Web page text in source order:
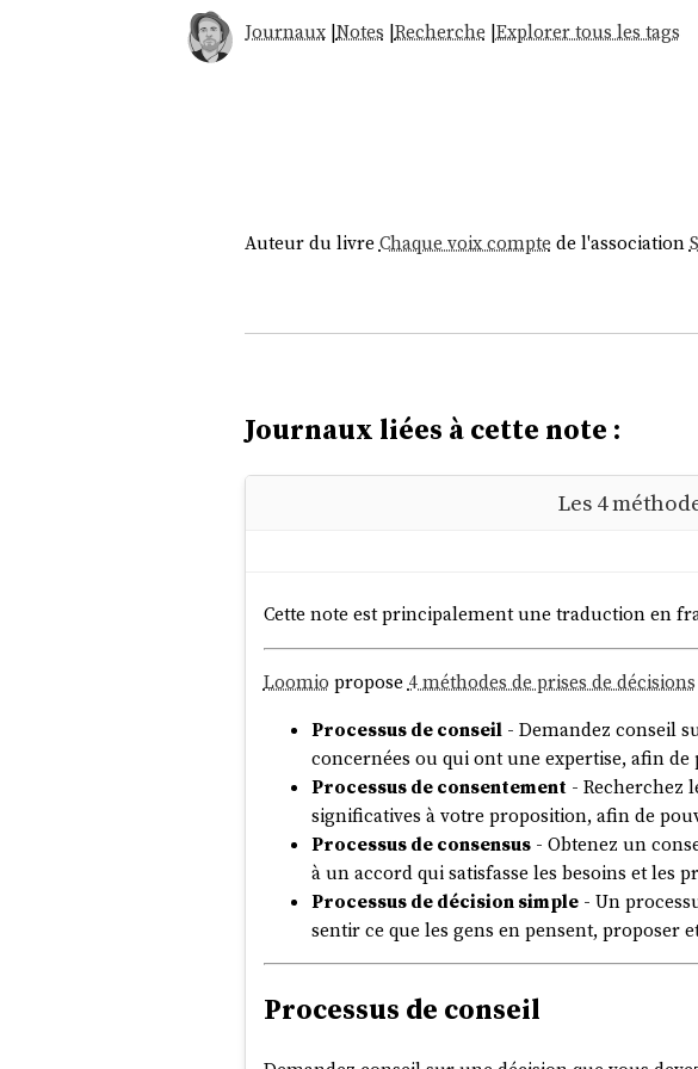
Journaux|Notes |Recherche |Explorer tous les tags
Auteur du livre Chaque voix compte de l'association
Journaux liées à cette note :
Les 4
Cette note est principalement une traduction en
Loomio propose 4 méthodes de prises de décisions
Processus de conseil- Demandez conseil
concernées ou qui ont une expertise, afin
Processus de consentement- Recherchez
significatives à votre proposition, afin de
Processus de consensus- Obtenez un
à un accord qui satisfasse les besoins et les
Processus de décision simple- Un
sentir ce que les gens en pensent, proposer
Processus de conseil